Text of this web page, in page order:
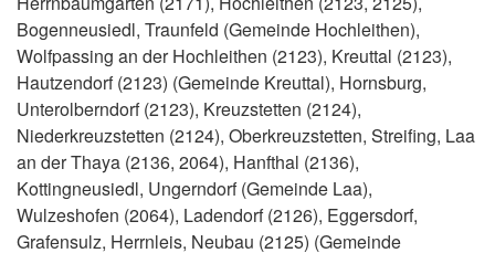
Bogenneusiedl, Traunfeld (Gemeinde Hochleithen),
Wolfpassing an der Hochleithen (2123), Kreuttal (2123),
Hautzendorf (2123) (Gemeinde Kreuttal), Hornsburg,
Unterolberndorf (2123), Kreuzstetten (2124),
Niederkreuzstetten (2124), Oberkreuzstetten, Streifing, Laa
an der Thaya (2136, 2064), Hanfthal (2136),
Kottingneusiedl, Ungerndorf (Gemeinde Laa),
Wulzeshofen (2064), Ladendorf (2126), Eggersdorf,
Grafensulz, Herrnleis, Neubau (2125) (Gemeinde